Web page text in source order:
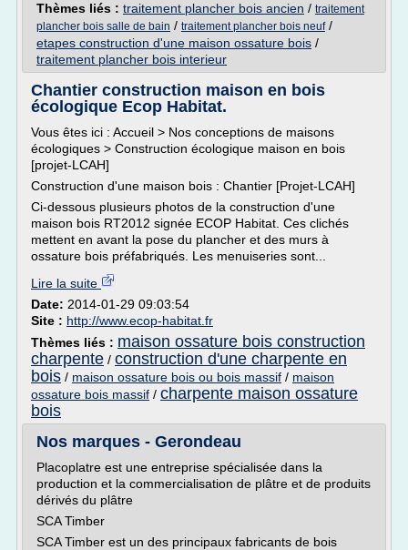
Thèmes liés : traitement plancher bois ancien / traitement
plancher bois salle de bain / traitement plancher bois neuf/
etapes construction d'une maison ossature bois /
traitement plancher bois interieur
Chantier construction maison en bois
écologique Ecop Habitat.
Vous êtes ici : Accueil > Nos conceptions de maisons
écologiques > Construction écologique maison en bois
[projet-LCAH]
Construction d'une maison bois : Chantier [Projet-LCAH]
Ci-dessous plusieurs photos de la construction d'une
maison bois RT2012 signée ECOP Habitat. Ces clichés
mettent en avant la pose du plancher et des murs à
ossature bois préfabriqués. Les menuiseries sont...
Lire la suite
Date: 2014-01-29 09:03:54
Site : http://www.ecop-habitat.fr
Thèmes liés : maison ossature bois construction
charpente / construction d'une charpente en
bois / maison ossature bois ou bois massif / maison
ossature bois massif / charpente maison ossature
bois
Nos marques - Gerondeau
Placoplatre est une entreprise spécialisée dans la
production et la commercialisation de plâtre et de produits
dérivés du plâtre
SCA Timber
SCA Timber est un des principaux fabricants de bois